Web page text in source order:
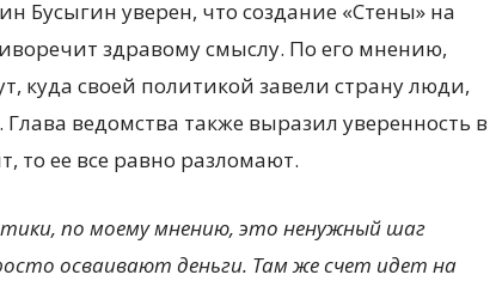
Бусыгин уверен, что создание «Стены» на
здравому смыслу. По его мнению,
куда своей политикой завели страну люди,
ведомства также выразил уверенность в
то ее все равно разломают.
по моему мнению, это ненужный шаг
осваивают деньги. Там же счет идет на